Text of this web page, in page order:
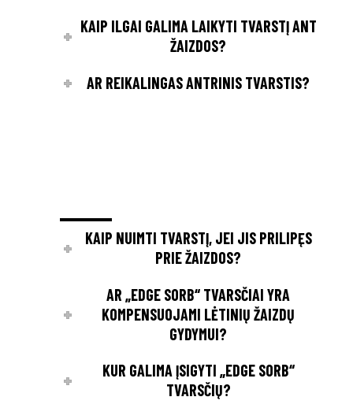
KAIP ILGAI GALIMA LAIKYTI TVARSTĮ ANT
ŽAIZDOS?
AR REIKALINGAS ANTRINIS TVARSTIS?
KAIP NUIMTI TVARSTĮ, JEI JIS PRILIPĘS
PRIE ŽAIZDOS?
AR „EDGE SORB“ TVARSČIAI YRA
KOMPENSUOJAMI LĖTINIŲ ŽAIZDŲ
GYDYMUI?
KUR GALIMA ĮSIGYTI „EDGE SORB“
TVARSČIŲ?